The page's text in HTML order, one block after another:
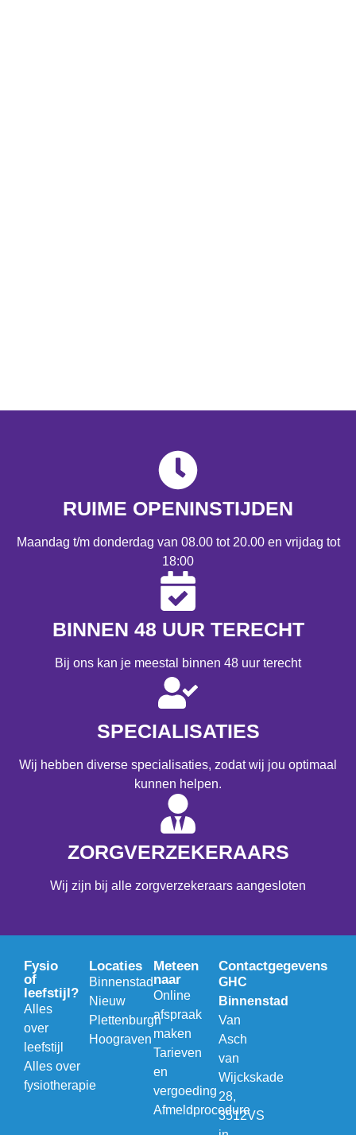
RUIME OPENINSTIJDEN
Maandag t/m donderdag van 08.00 tot 20.00 en vrijdag tot
18:00
BINNEN 48 UUR TERECHT
Bij ons kan je meestal binnen 48 uur terecht
SPECIALISATIES
Wij hebben diverse specialisaties, zodat wij jou optimaal
kunnen helpen.
ZORGVERZEKERAARS
Wij zijn bij alle zorgverzekeraars aangesloten
Fysio
of
leefstijl?
Alles
over
leefstijl
Alles over
fysiotherapie
Locaties
Binnenstad
Nieuw
Plettenburgh
Hoograven
Meteen
naar
Online
afspraak
maken
Tarieven
en
vergoeding
Afmeldprocedure
Contactgegevens
GHC
Binnenstad
Van
Asch
van
Wijckskade
28,
3512VS